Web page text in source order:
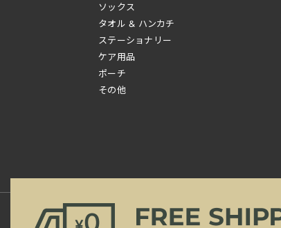
ソックス
タオル & ハンカチ
ステーショナリー
ケア用品
ポーチ
その他
新規会員登録 ご利用規約 ご利用ガイド